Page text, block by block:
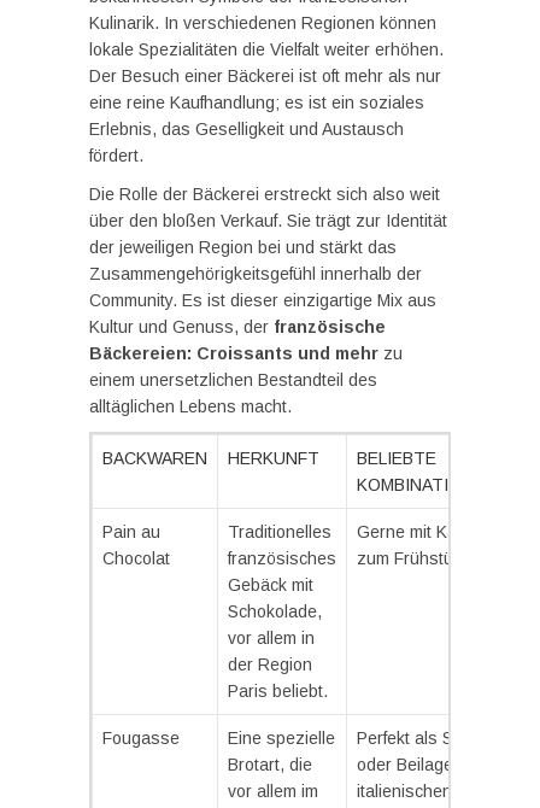
Kulinarik. In verschiedenen Regionen können
lokale Spezialitäten die Vielfalt weiter erhöhen.
Der Besuch einer Bäckerei ist oft mehr als nur
eine reine Kaufhandlung; es ist ein soziales
Erlebnis, das Geselligkeit und Austausch
fördert.
Die Rolle der Bäckerei erstreckt sich also weit
über den bloßen Verkauf. Sie trägt zur Identität
der jeweiligen Region bei und stärkt das
Zusammengehörigkeitsgefühl innerhalb der
Community. Es ist dieser einzigartige Mix aus
Kultur und Genuss, der französische
Bäckereien: Croissants und mehr zu
einem unersetzlichen Bestandteil des
alltäglichen Lebens macht.
BACKWAREN HERKUNFT
BELIEBTE
KOMBINATIONEN
Pain au
Chocolat
Traditionelles
französisches
Gebäck mit
Schokolade,
vor allem in
der Region
Paris beliebt.
Gerne mit Kaffee
zum Frühstück.
Fougasse
Eine spezielle
Brotart, die
vor allem im
Perfekt als Snack
oder Beilage zu
italienischen